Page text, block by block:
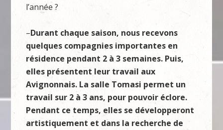
l’année ?
–Durant chaque saison, nous recevons
quelques compagnies importantes en
résidence pendant 2 à 3 semaines. Puis,
elles présentent leur travail aux
Avignonnais. La salle Tomasi permet un
travail sur 2 à 3 ans, pour pouvoir éclore.
Pendant ce temps, elles se développeront
artistiquement et dans la recherche de